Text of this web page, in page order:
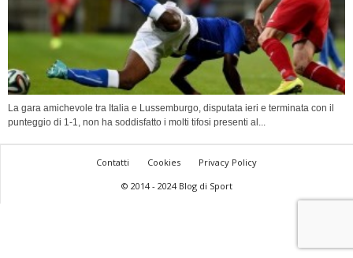
La gara amichevole tra Italia e Lussemburgo, disputata ieri e terminata con il
punteggio di 1-1, non ha soddisfatto i molti tifosi presenti al...
Contatti Cookies
Privacy Policy
© 2014 - 2024 Blog di Sport